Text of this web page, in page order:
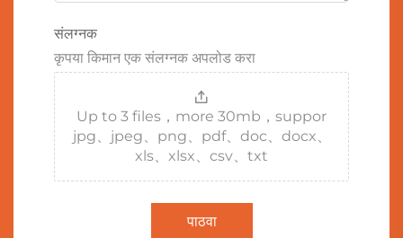
संलग्नक
कृपया किमान एक संलग्नक अपलोड करा
Up to 3 files，more 30mb，suppor
jpg、jpeg、png、pdf、doc、docx、
xls、xlsx、csv、txt
पाठवा